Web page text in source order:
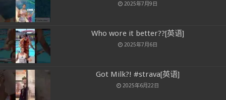
2025年7月9日
Who wore it better??[英语]
2025年7月6日
Got Milk?! #strava[英语]
2025年6月22日